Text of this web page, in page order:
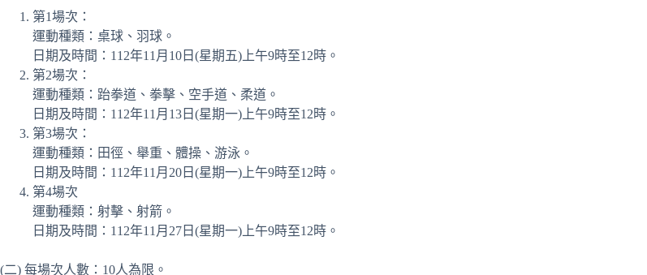
第1場次：
運動種類：桌球、羽球。
日期及時間：112年11月10日(星期五)上午9時至12時。
第2場次：
運動種類：跆拳道、拳擊、空手道、柔道。
日期及時間：112年11月13日(星期一)上午9時至12時。
第3場次：
運動種類：田徑、舉重、體操、游泳。
日期及時間：112年11月20日(星期一)上午9時至12時。
第4場次
運動種類：射擊、射箭。
日期及時間：112年11月27日(星期一)上午9時至12時。
(二) 每場次人數：10人為限。